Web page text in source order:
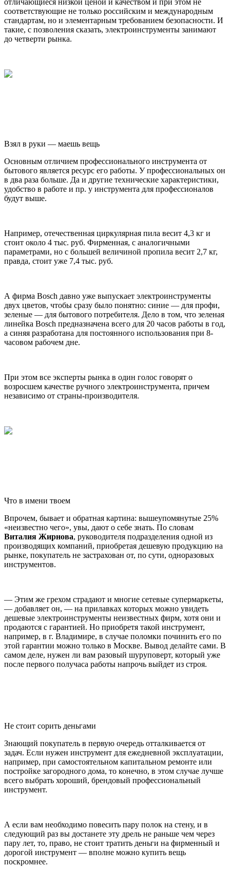
отличающиеся низкой ценой и качеством и при этом не
соответствующие не только российским и международным
стандартам, но и элементарным требованием безопасности. И
такие, с позволения сказать, электроинструменты занимают
до четверти рынка.
Взял в руки — маешь вещь
Основным отличием профессионального инструмента от
бытового является ресурс его работы. У профессиональных он
в два раза больше. Да и другие технические характеристики,
удобство в работе и пр. у инструмента для профессионалов
будут выше.
Например, отечественная циркулярная пила весит 4,3 кг и
стоит около 4 тыс. руб. Фирменная, с аналогичными
параметрами, но с большей величиной пропила весит 2,7 кг,
правда, стоит уже 7,4 тыс. руб.
А фирма Bosсh давно уже выпускает электроинструменты
двух цветов, чтобы сразу было понятно: синие — для профи,
зеленые — для бытового потребителя. Дело в том, что зеленая
линейка Bosch предназначена всего для 20 часов работы в год,
а синяя разработана для постоянного использования при 8-
часовом рабочем дне.
При этом все эксперты рынка в один голос говорят о
возросшем качестве ручного электроинструмента, причем
независимо от страны-производителя.
Что в имени твоем
Впрочем, бывает и обратная картина: вышеупомянутые 25%
«неизвестно чего», увы, дают о себе знать. По словам
Виталия Жирнова, руководителя подразделения одной из
производящих компаний, приобретая дешевую продукцию на
рынке, покупатель не застрахован от, по сути, одноразовых
инструментов.
— Этим же грехом страдают и многие сетевые супермаркеты,
— добавляет он, — на прилавках которых можно увидеть
дешевые электроинструменты неизвестных фирм, хотя они и
продаются с гарантией. Но приобретя такой инструмент,
например, в г. Владимире, в случае поломки починить его по
этой гарантии можно только в Москве. Вывод делайте сами. В
самом деле, нужен ли вам разовый шуруповерт, который уже
после первого получаса работы напрочь выйдет из строя.
Не стоит сорить деньгами
Знающий покупатель в первую очередь отталкивается от
задач. Если нужен инструмент для ежедневной эксплуатации,
например, при самостоятельном капитальном ремонте или
постройке загородного дома, то конечно, в этом случае лучше
всего выбрать хороший, брендовый профессиональный
инструмент.
А если вам необходимо повесить пару полок на стену, и в
следующий раз вы достанете эту дрель не раньше чем через
пару лет, то, право, не стоит тратить деньги на фирменный и
дорогой инструмент — вполне можно купить вещь
поскромнее.